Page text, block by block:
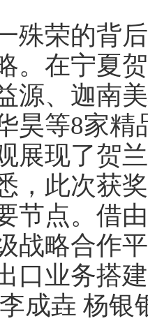
荣的背后
。在宁夏
源、迦南
昊等8家
展现了贺
此次获奖
节点。借
战略合作
口业务搭
成垚 杨银